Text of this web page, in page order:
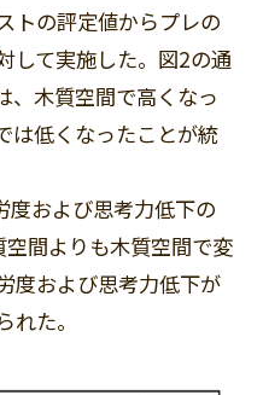
トの評定値からプレの
して実施した。図2の通
、木質空間で高くなっ
は低くなったことが統
度および思考力低下の
間よりも木質空間で変
度および思考力低下が
た。